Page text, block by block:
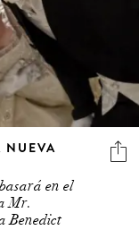
NUEVA
en el
Mr.
Benedict